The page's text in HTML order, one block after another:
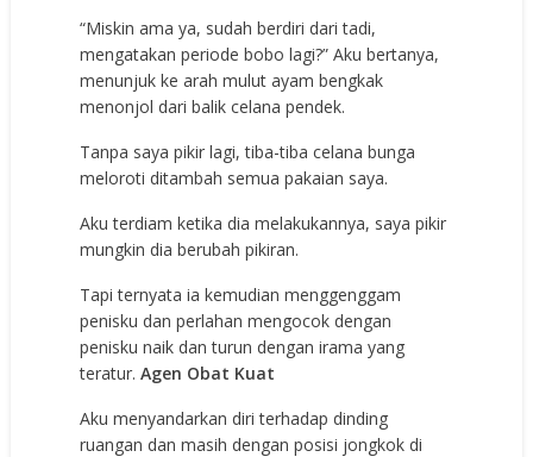
“Miskin ama ya, sudah berdiri dari tadi,
mengatakan periode bobo lagi?” Aku bertanya,
menunjuk ke arah mulut ayam bengkak
menonjol dari balik celana pendek.
Tanpa saya pikir lagi, tiba-tiba celana bunga
meloroti ditambah semua pakaian saya.
Aku terdiam ketika dia melakukannya, saya pikir
mungkin dia berubah pikiran.
Tapi ternyata ia kemudian menggenggam
penisku dan perlahan mengocok dengan
penisku naik dan turun dengan irama yang
teratur.Agen Obat Kuat
Aku menyandarkan diri terhadap dinding
ruangan dan masih dengan posisi jongkok di